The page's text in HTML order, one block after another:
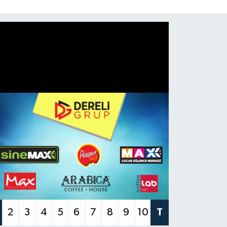
2 3 4 5 6 7 8 9 10 T